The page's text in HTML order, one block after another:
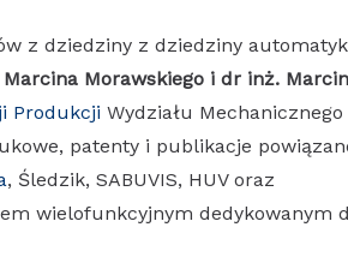
z dziedziny z dziedziny
Morawskiego i dr inż.
Produkcji Wydziału
patenty i publikacje
, Śledzik, SABUVIS, HUV oraz
wielofunkcyjnym dedykowanym